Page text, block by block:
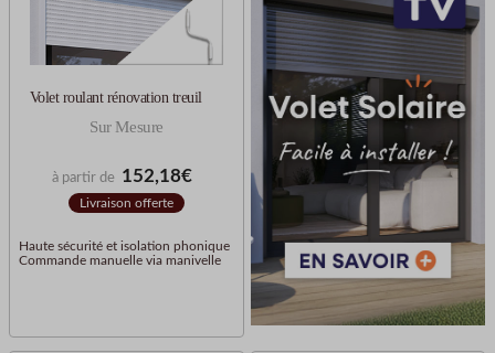
Volet roulant rénovation treuil
Sur Mesure
à partir de 152,18€
Livraison offerte
Haute sécurité et isolation phonique
Commande manuelle via manivelle